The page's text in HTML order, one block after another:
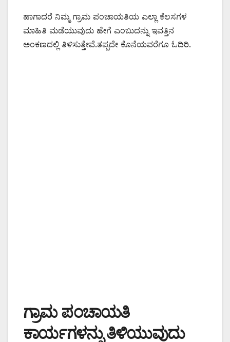
ಹಾಗಾದರೆ ನಿಮ್ಮ ಗ್ರಾಮ ಪಂಚಾಯತಿಯ ಎಲ್ಲಾ ಕೆಲಸಗಳ
ಮಾಹಿತಿ ಮಡೆಯುವುದು ಹೇಗೆ ಎಂಬುದನ್ನು ಇವತ್ತಿನ
ಅಂಕಣದಲ್ಲಿ ತಿಳಿಸುತ್ತೇವೆ.ತಪ್ಪದೇ ಕೊನೆಯವರೆಗೂ ಓದಿರಿ.
ಗ್ರಾಮ ಪಂಚಾಯತಿ
ಕಾರ್ಯಗಳನ್ನು ತಿಳಿಯುವುದು